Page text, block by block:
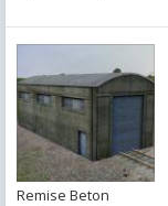
Remise Beton